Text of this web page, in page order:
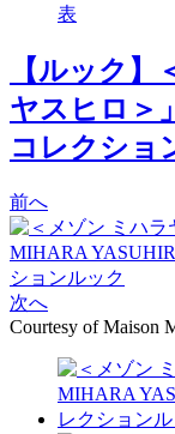
表
【ルック】
ヤスヒロ＞
コレクショ
前へ
次へ
Courtesy of Maison